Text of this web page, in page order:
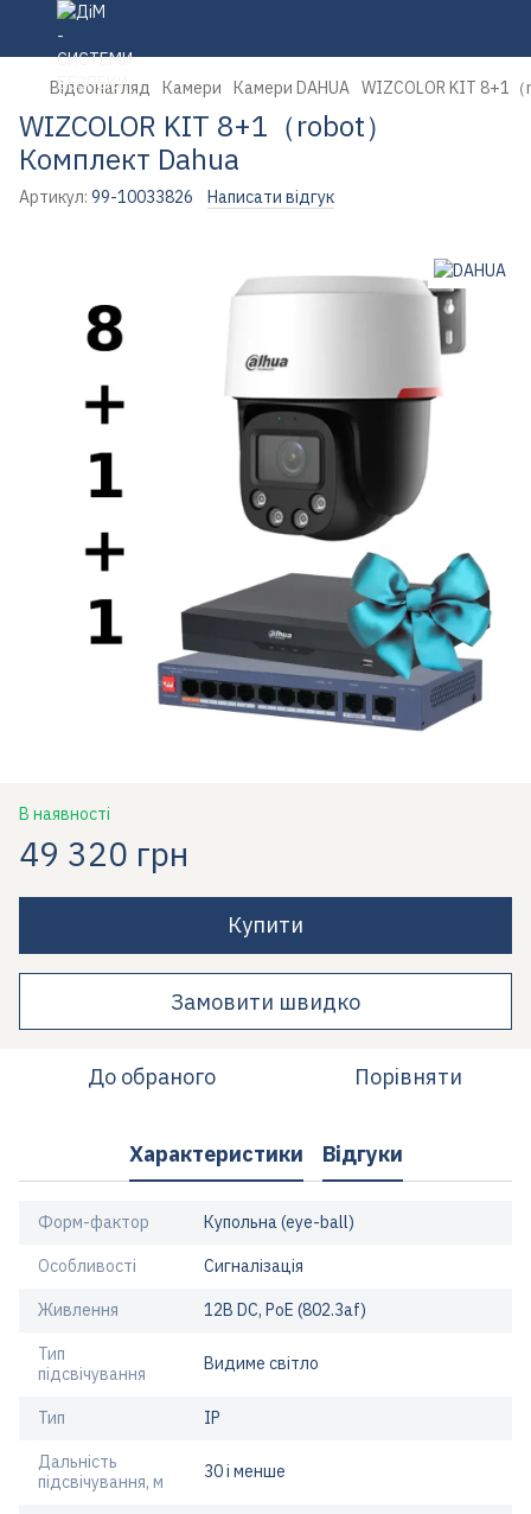
Відеонагляд Камери Камери DAHUA WIZCOLOR KIT 8+1
WIZCOLOR KIT 8+1（robot）
Комплект Dahua
Артикул: 99-10033826 Написати відгук
В наявності
49 320 грн
Купити
Замовити швидко
До обраного Порівняти
Характеристики Відгуки
Форм-фактор Купольна (eye-ball)
Особливості Сигналізація
Живлення 12В DС, PoE (802.3af)
Тип
підсвічування
Видиме світло
Тип IP
Дальність
підсвічування, м
30 і менше